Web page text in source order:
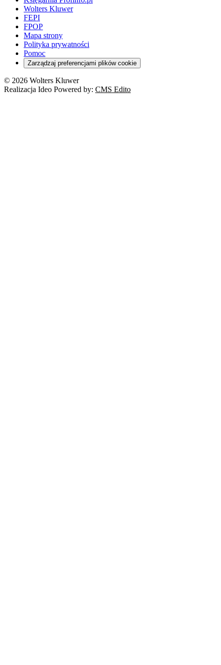
Nowe uprawnienia PIP
Energetyka
ESG
Kredyty
Cło
Deregulacja
Cyberbezpieczeństwo
Franczyza
Prawo autorskie
Emerytury i renty
Pacjent
Szkoła i uczeń
Turystyka
Orzeczenia
RODO
Wolters Kluwer
FEPI
FPOP
Mapa strony
Polityka prywatności
Pomoc
Zarządzaj preferencjami plików cookie
© 2026 Wolters Kluwer
Realizacja Ideo Powered by: CMS Edito